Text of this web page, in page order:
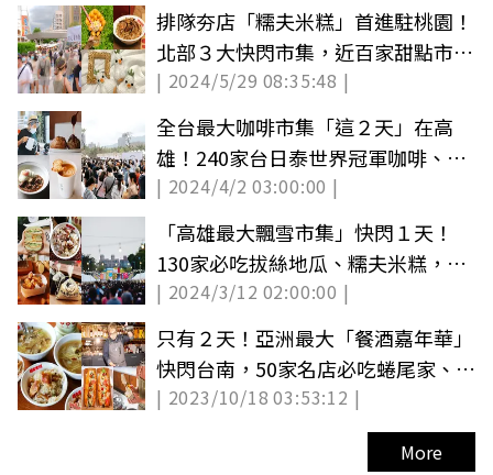
排隊夯店「糯夫米糕」首進駐桃園！
北部３大快閃市集，近百家甜點市集
快來逛
| 2024/5/29 08:35:48 |
全台最大咖啡市集「這２天」在高
雄！240家台日泰世界冠軍咖啡、風
格美食逛爆
| 2024/4/2 03:00:00 |
「高雄最大飄雪市集」快閃１天！
130家必吃拔絲地瓜、糯夫米糕，周
湯豪壓軸
| 2024/3/12 02:00:00 |
只有２天！亞洲最大「餐酒嘉年華」
快閃台南，50家名店必吃蜷尾家、糯
夫米糕
| 2023/10/18 03:53:12 |
More